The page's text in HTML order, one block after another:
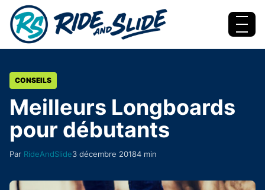
Aller au contenu
Menu
CONSEILS
Meilleurs Longboards
pour débutants
Par RideAndSlide3 décembre 20184 min